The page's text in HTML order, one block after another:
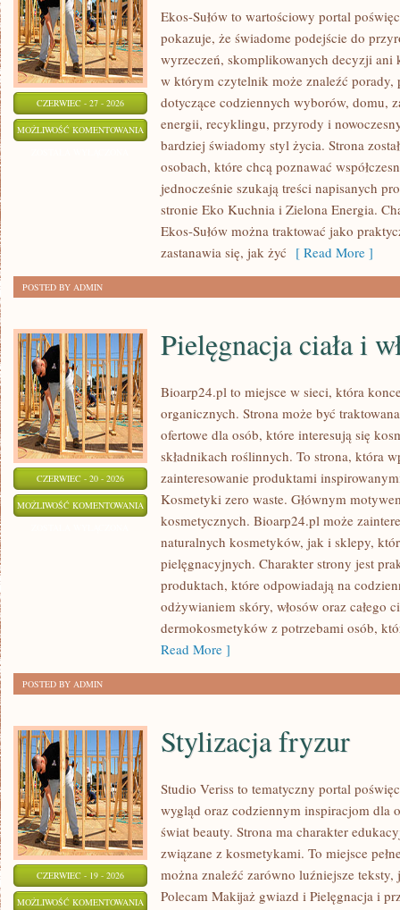
CZERWIEC - 27 - 2026
MOŻLIWOŚĆ KOMENTOWANIA
DOMU
Ekos-Sułów to wartościowy portal
pokazuje, że świadome podejście do
wyrzeczeń, skomplikowanych decyzji ani
w którym czytelnik może znaleźć porady,
dotyczące codziennych wyborów, domu,
energii, recyklingu, przyrody i
bardziej świadomy styl życia. Strona
osobach, które chcą poznawać
jednocześnie szukają treści napisanych
stronie Eko Kuchnia i Zielona Energia.
Ekos-Sułów można traktować jako
zastanawia się, jak żyć [ Read More ]
POSTED BY ADMIN
CZERWIEC - 20 - 2026
MOŻLIWOŚĆ KOMENTOWANIA PIELĘGNACJA
CIAŁA
WŁOSÓW
Pielęgnacja ciała i
Bioarp24.pl to miejsce w sieci, która
organicznych. Strona może być
ofertowe dla osób, które interesują się
składnikach roślinnych. To strona, która
zainteresowanie produktami
Kosmetyki zero waste. Głównym
kosmetycznych. Bioarp24.pl może
naturalnych kosmetyków, jak i sklepy,
pielęgnacyjnych. Charakter strony jest
produktach, które odpowiadają na
odżywianiem skóry, włosów oraz całego
dermokosmetyków z potrzebami osób,
Read More ]
POSTED BY ADMIN
CZERWIEC - 19 - 2026
MOŻLIWOŚĆ KOMENTOWANIA STYLIZACJA
Stylizacja fryzur
Studio Veriss to tematyczny portal
wygląd oraz codziennym inspiracjom dla
świat beauty. Strona ma charakter
związane z kosmetykami. To miejsce
można znaleźć zarówno luźniejsze
Polecam Makijaż gwiazd i Pielęgnacja i